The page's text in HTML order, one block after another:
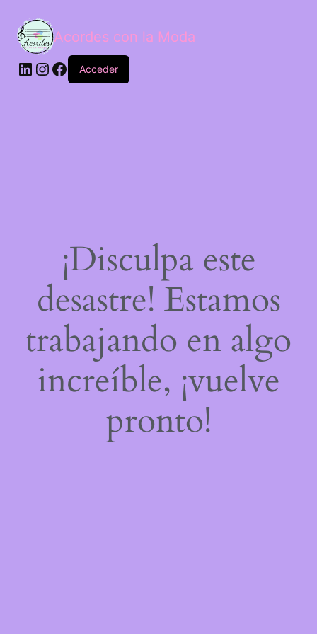
Acordes con la Moda
Acceder
¡Disculpa este
desastre! Estamos
trabajando en algo
increíble, ¡vuelve
pronto!